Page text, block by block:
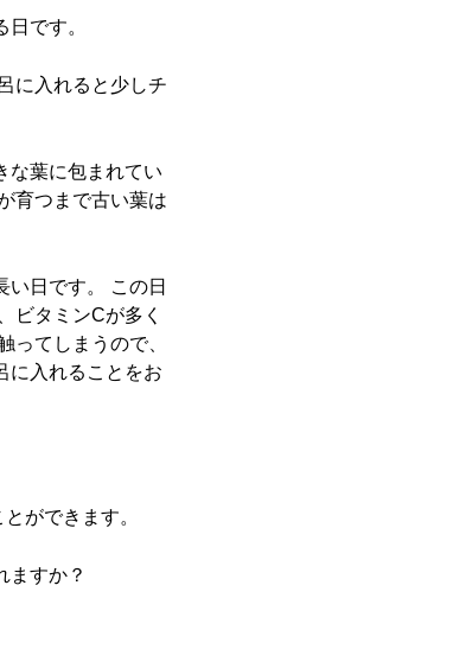
です。
に入れると少しチ
な葉に包まれてい
育つまで古い葉は
日です。 この日
ビタミンCが多く
ってしまうので、
に入れることをお
ができます。
ますか？